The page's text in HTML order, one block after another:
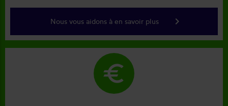
Nous vous aidons à en savoir plus keyboard_arrow_right
euro